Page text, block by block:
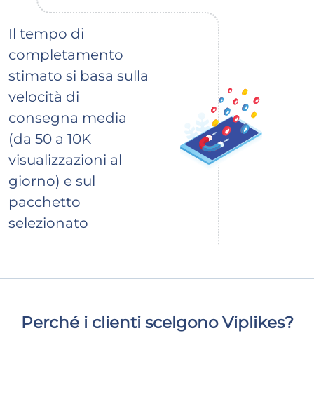
Il tempo di
completamento
stimato si basa sulla
velocità di
consegna media
(da 50 a 10K
visualizzazioni al
giorno) e sul
pacchetto
selezionato
Perché i clienti scelgono Viplikes?